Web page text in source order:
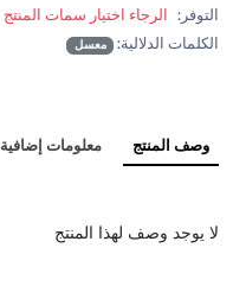
التوفر: الرجاء اختيار سمات المنتج
الكلمات الدلالية:
معسل
وصف المنتج معلومات إضافية
لا يوجد وصف لهذا المنتج